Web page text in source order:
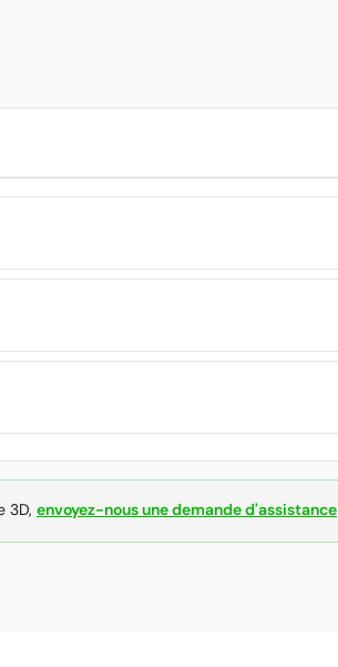
3D, envoyez-nous une demande d'assistance